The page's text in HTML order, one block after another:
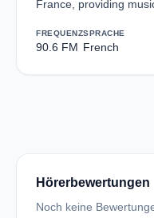
France, providing
FREQUENZ
90.6 FM
SPRACHE
French
Hörerbewertungen
Noch keine